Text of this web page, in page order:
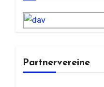
Partnervereine